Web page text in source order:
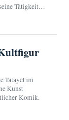
Tätigkeit
Tatayet im
Kunst
Komik.